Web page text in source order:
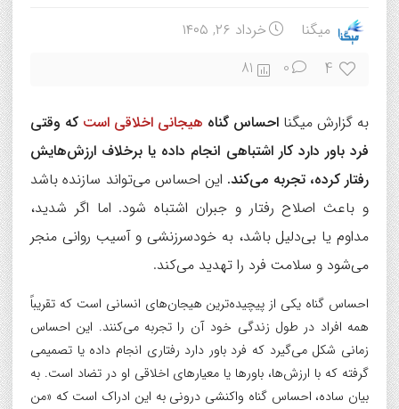
میگنا خرداد ۲۶, ۱۴۰۵
4
0
81
به گزارش میگنا احساس گناه هیجانی اخلاقی است که وقتی
فرد باور دارد کار اشتباهی انجام داده یا برخلاف ارزش‌هایش
رفتار کرده، تجربه می‌کند. این احساس می‌تواند سازنده باشد
و باعث اصلاح رفتار و جبران اشتباه شود. اما اگر شدید،
مداوم یا بی‌دلیل باشد، به خودسرزنشی و آسیب روانی منجر
می‌شود و سلامت فرد را تهدید می‌کند.
احساس گناه یکی از پیچیده‌ترین هیجان‌های انسانی است که تقریباً
همه افراد در طول زندگی خود آن را تجربه می‌کنند. این احساس
زمانی شکل می‌گیرد که فرد باور دارد رفتاری انجام داده یا تصمیمی
گرفته که با ارزش‌ها، باورها یا معیارهای اخلاقی او در تضاد است. به
بیان ساده، احساس گناه واکنشی درونی به این ادراک است که «من